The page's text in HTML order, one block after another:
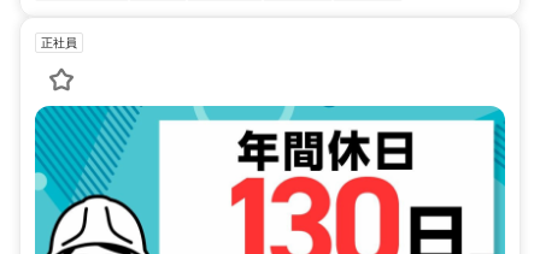
正社員